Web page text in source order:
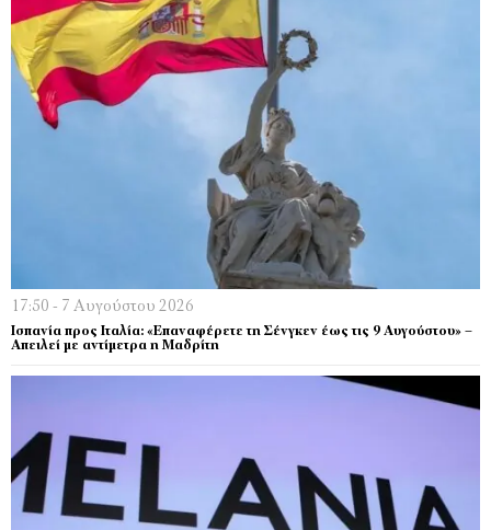
17:50 - 7 Αυγούστου 2026
Ισπανία προς Ιταλία: «Επαναφέρετε τη Σένγκεν έως τις 9 Αυγούστου» –
Απειλεί με αντίμετρα η Μαδρίτη